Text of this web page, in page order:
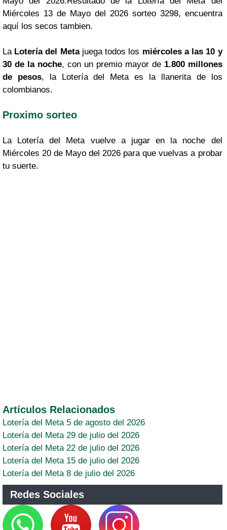
Miércoles 13 de Mayo del 2026 sorteo 3298, encuentra
aquí los secos tambien.
La Lotería del Metajuega todos los miércoles a las 10 y
30 de la noche, con un premio mayor de 1.800 millones
de pesos, la Lotería del Meta es la llanerita de los
colombianos.
Proximo sorteo
La Lotería del Meta vuelve a jugar en la noche del
Miércoles 20 de Mayo del 2026 para que vuelvas a probar
tu suerte.
Artículos Relacionados
Lotería del Meta 5 de agosto del 2026
Lotería del Meta 29 de julio del 2026
Lotería del Meta 22 de julio del 2026
Lotería del Meta 15 de julio del 2026
Lotería del Meta 8 de julio del 2026
Redes Sociales